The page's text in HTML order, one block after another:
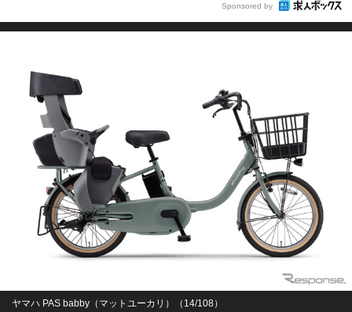
Sponsored by
ヤマハ PAS babby（マットユーカリ）（14/108）